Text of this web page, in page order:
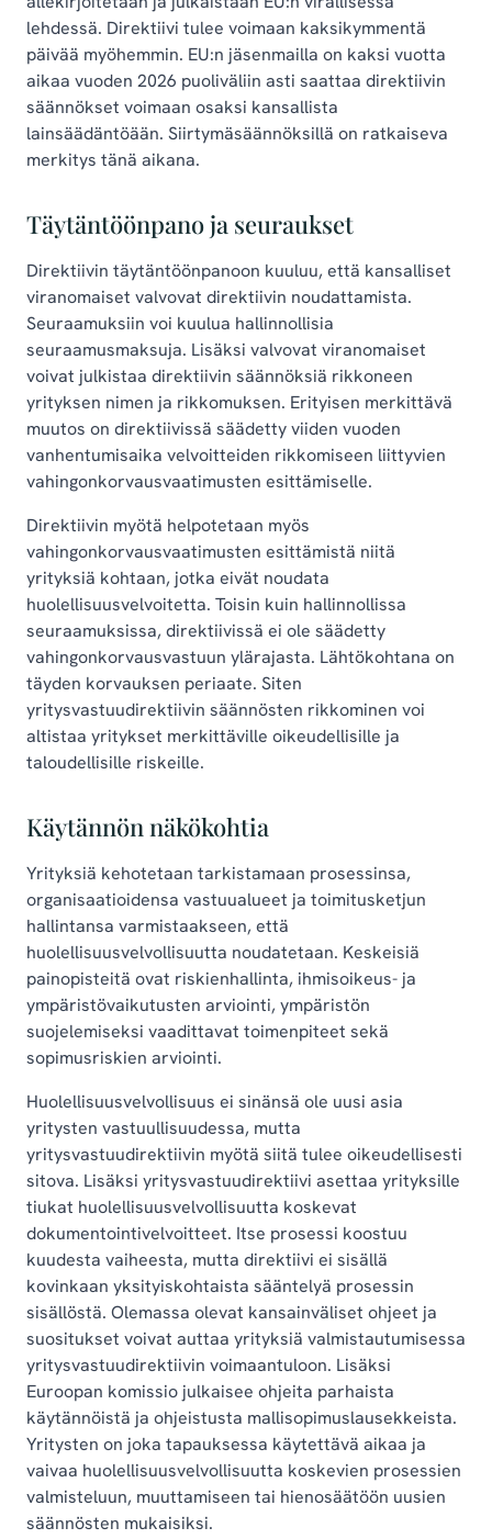
lehdessä. Direktiivi tulee voimaan kaksikymmentä
päivää myöhemmin. EU:n jäsenmailla on kaksi vuotta
aikaa vuoden 2026 puoliväliin asti saattaa direktiivin
säännökset voimaan osaksi kansallista
lainsäädäntöään. Siirtymäsäännöksillä on ratkaiseva
merkitys tänä aikana.
Täytäntöönpano ja seuraukset
Direktiivin täytäntöönpanoon kuuluu, että kansalliset
viranomaiset valvovat direktiivin noudattamista.
Seuraamuksiin voi kuulua hallinnollisia
seuraamusmaksuja. Lisäksi valvovat viranomaiset
voivat julkistaa direktiivin säännöksiä rikkoneen
yrityksen nimen ja rikkomuksen. Erityisen merkittävä
muutos on direktiivissä säädetty viiden vuoden
vanhentumisaika velvoitteiden rikkomiseen liittyvien
vahingonkorvausvaatimusten esittämiselle.
Direktiivin myötä helpotetaan myös
vahingonkorvausvaatimusten esittämistä niitä
yrityksiä kohtaan, jotka eivät noudata
huolellisuusvelvoitetta. Toisin kuin hallinnollissa
seuraamuksissa, direktiivissä ei ole säädetty
vahingonkorvausvastuun ylärajasta. Lähtökohtana on
täyden korvauksen periaate. Siten
yritysvastuudirektiivin säännösten rikkominen voi
altistaa yritykset merkittäville oikeudellisille ja
taloudellisille riskeille.
Käytännön näkökohtia
Yrityksiä kehotetaan tarkistamaan prosessinsa,
organisaatioidensa vastuualueet ja toimitusketjun
hallintansa varmistaakseen, että
huolellisuusvelvollisuutta noudatetaan. Keskeisiä
painopisteitä ovat riskienhallinta, ihmisoikeus- ja
ympäristövaikutusten arviointi, ympäristön
suojelemiseksi vaadittavat toimenpiteet sekä
sopimusriskien arviointi.
Huolellisuusvelvollisuus ei sinänsä ole uusi asia
yritysten vastuullisuudessa, mutta
yritysvastuudirektiivin myötä siitä tulee oikeudellisesti
sitova. Lisäksi yritysvastuudirektiivi asettaa yrityksille
tiukat huolellisuusvelvollisuutta koskevat
dokumentointivelvoitteet. Itse prosessi koostuu
kuudesta vaiheesta, mutta direktiivi ei sisällä
kovinkaan yksityiskohtaista sääntelyä prosessin
sisällöstä. Olemassa olevat kansainväliset ohjeet ja
suositukset voivat auttaa yrityksiä valmistautumisessa
yritysvastuudirektiivin voimaantuloon. Lisäksi
Euroopan komissio julkaisee ohjeita parhaista
käytännöistä ja ohjeistusta mallisopimuslausekkeista.
Yritysten on joka tapauksessa käytettävä aikaa ja
vaivaa huolellisuusvelvollisuutta koskevien prosessien
valmisteluun, muuttamiseen tai hienosäätöön uusien
säännösten mukaisiksi.